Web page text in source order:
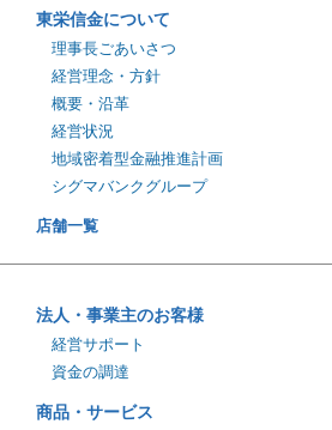
東栄信金について
理事長ごあいさつ
経営理念・方針
概要・沿革
経営状況
地域密着型金融推進計画
シグマバンクグループ
店舗一覧
法人・事業主のお客様
経営サポート
資金の調達
商品・サービス